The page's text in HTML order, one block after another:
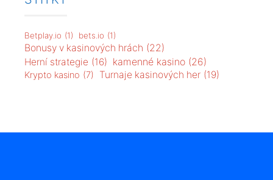
Betplay.io (1) bets.io (1)
Bonusy v kasinových hrách (22)
Herní strategie (16) kamenné kasino (26)
Krypto kasino (7) Turnaje kasinových her (19)